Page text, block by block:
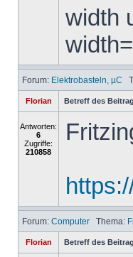
width
Forum: Elektrobasteln, µC
Florian Betreff des
Antworten:
6
Zugriffe:
210858
Forum: Computer Thema:
Florian Betreff des